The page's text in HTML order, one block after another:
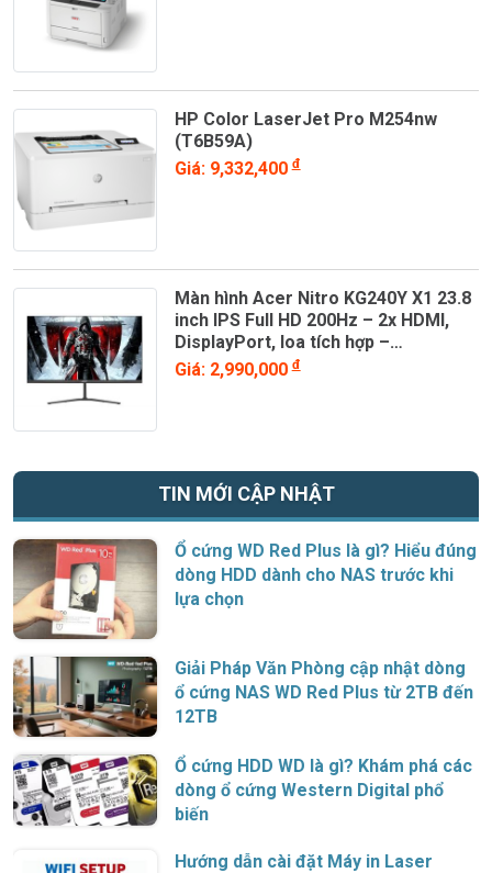
HP Color LaserJet Pro M254nw
(T6B59A)
Giá: 9,332,400đ
Màn hình Acer Nitro KG240Y X1 23.8
inch IPS Full HD 200Hz – 2x HDMI,
DisplayPort, loa tích hợp –
UM.QX0SV.101
Giá: 2,990,000đ
TIN MỚI CẬP NHẬT
Ổ cứng WD Red Plus là gì? Hiểu đúng
dòng HDD dành cho NAS trước khi
lựa chọn
Giải Pháp Văn Phòng cập nhật dòng
ổ cứng NAS WD Red Plus từ 2TB đến
12TB
Ổ cứng HDD WD là gì? Khám phá các
dòng ổ cứng Western Digital phổ
biến
Hướng dẫn cài đặt Máy in Laser